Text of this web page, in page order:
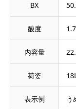
BX
酸度
内容量
荷姿
表示例 う